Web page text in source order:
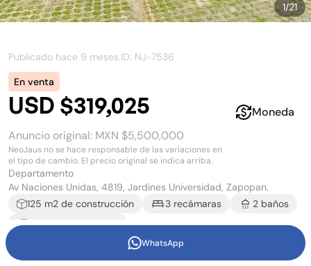
1/21
Publicado hace 9 meses.ID: NJ-7536
En venta
USD $319,025
Anuncio original: MXN $5,500,000
NeoJaus no se hace responsable de las variaciones en
el tipo de cambio. El precio original se indica arriba.
Moneda
Departamento
Av Naciones Unidas, 4819, Jardines Universidad, Zapopan.
125 m2 de construcción 3 recámaras 2 baños
2estacionamientos
WhatsApp